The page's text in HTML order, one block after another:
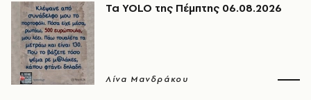
Τα YOLO της Πέμπτης 06.08.2026
Λίνα Μανδράκου